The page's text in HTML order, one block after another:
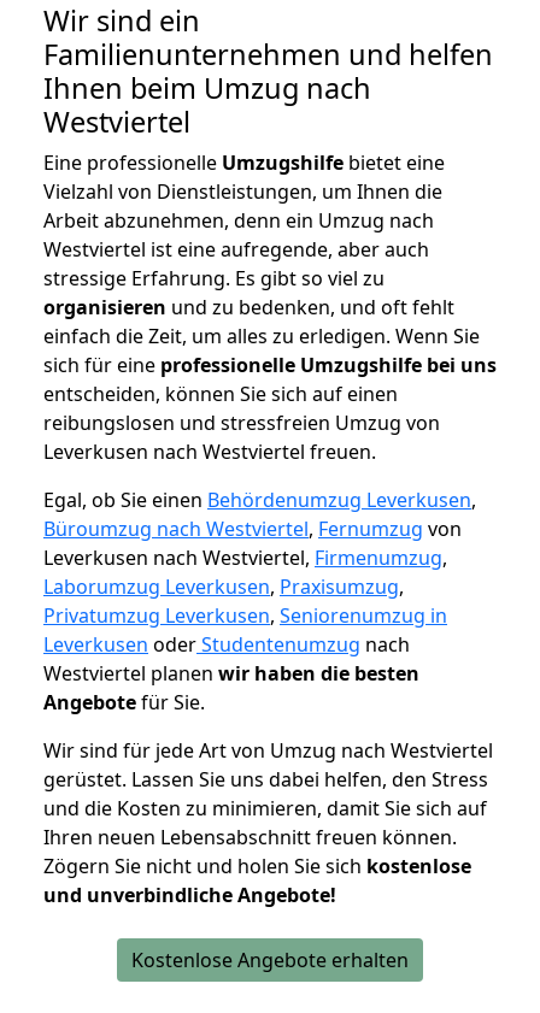
Wir sind ein
Familienunternehmen und helfen
Ihnen beim Umzug nach
Westviertel
Eine professionelle Umzugshilfe bietet eine
Vielzahl von Dienstleistungen, um Ihnen die
Arbeit abzunehmen, denn ein Umzug nach
Westviertel ist eine aufregende, aber auch
stressige Erfahrung. Es gibt so viel zu
organisieren und zu bedenken, und oft fehlt
einfach die Zeit, um alles zu erledigen. Wenn Sie
sich für eine professionelle Umzugshilfe bei uns
entscheiden, können Sie sich auf einen
reibungslosen und stressfreien Umzug von
Leverkusen nach Westviertel freuen.
Egal, ob Sie einen Behördenumzug Leverkusen,
Büroumzug nach Westviertel, Fernumzug von
Leverkusen nach Westviertel, Firmenumzug,
Laborumzug Leverkusen, Praxisumzug,
Privatumzug Leverkusen, Seniorenumzug in
Leverkusen oderStudentenumzug nach
Westviertel planen wir haben die besten
Angebotefür Sie.
Wir sind für jede Art von Umzug nach Westviertel
gerüstet. Lassen Sie uns dabei helfen, den Stress
und die Kosten zu minimieren, damit Sie sich auf
Ihren neuen Lebensabschnitt freuen können.
Zögern Sie nicht und holen Sie sich kostenlose
und unverbindliche Angebote!
Kostenlose Angebote erhalten